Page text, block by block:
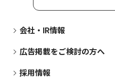
会社・IR情報
広告掲載をご検討の方へ
採用情報